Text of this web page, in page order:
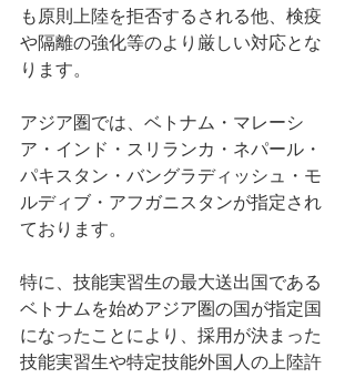
も原則上陸を拒否するされる他、検疫
や隔離の強化等のより厳しい対応とな
ります。
アジア圏では、ベトナム・マレーシ
ア・インド・スリランカ・ネパール・
パキスタン・バングラディッシュ・モ
ルディブ・アフガニスタンが指定され
ております。
特に、技能実習生の最大送出国である
ベトナムを始めアジア圏の国が指定国
になったことにより、採用が決まった
技能実習生や特定技能外国人の上陸許